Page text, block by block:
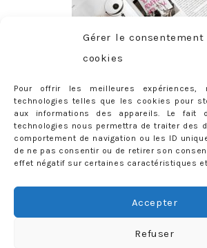
Gérer le consentement
cookies
Pour offrir les meilleures expériences,
technologies telles que les cookies pour
aux informations des appareils. Le fait
technologies nous permettra de traiter des
comportement de navigation ou les ID
de ne pas consentir ou de retirer son
effet négatif sur certaines caractéristiques
Accepter
Refuser
ABONNEMENT
Adresse
Rejoignez les 398 autres